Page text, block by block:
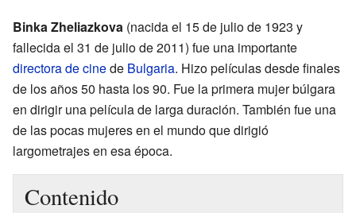
Binka Zheliazkova (nacida el 15 de julio de 1923 y
fallecida el 31 de julio de 2011) fue una importante
directora de cinede Bulgaria. Hizo películas desde finales
de los años 50 hasta los 90. Fue la primera mujer búlgara
en dirigir una película de larga duración. También fue una
de las pocas mujeres en el mundo que dirigió
largometrajes en esa época.
Contenido